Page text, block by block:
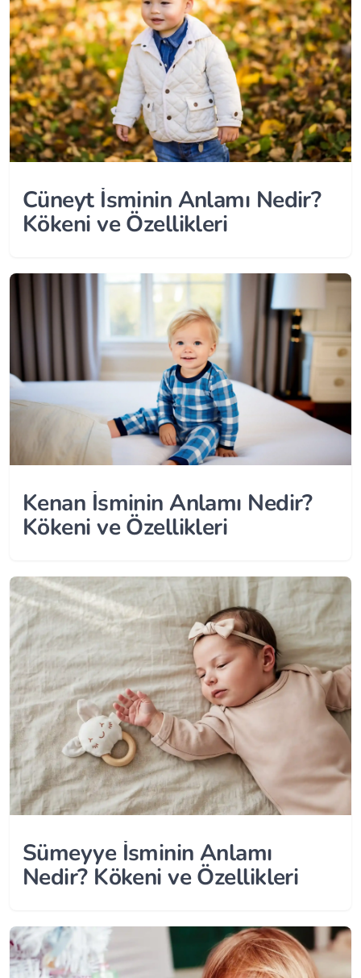
Cüneyt İsminin Anlamı Nedir?
Kökeni ve Özellikleri
Kenan İsminin Anlamı Nedir?
Kökeni ve Özellikleri
Sümeyye İsminin Anlamı
Nedir? Kökeni ve Özellikleri